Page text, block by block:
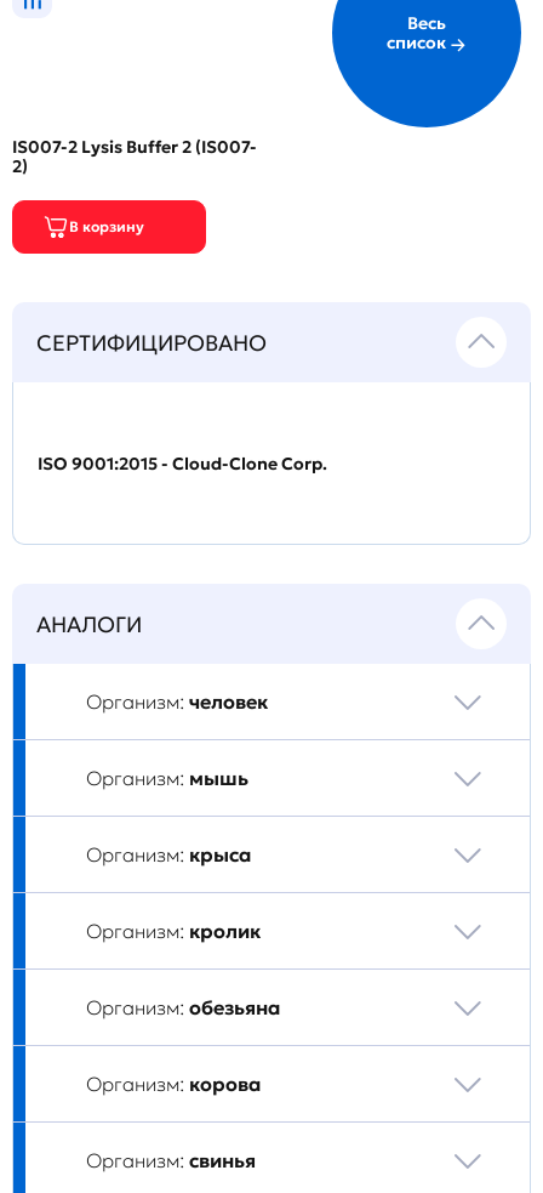
IS007-2 Lysis Buffer 2 (IS007-
2)
Весь
список
СЕРТИФИЦИРОВАНО
ISO 9001:2015 - Cloud-Clone Corp.
АНАЛОГИ
Организм: человек
Организм: мышь
Организм: крыса
Организм: кролик
Организм: обезьяна
Организм: корова
Организм: свинья